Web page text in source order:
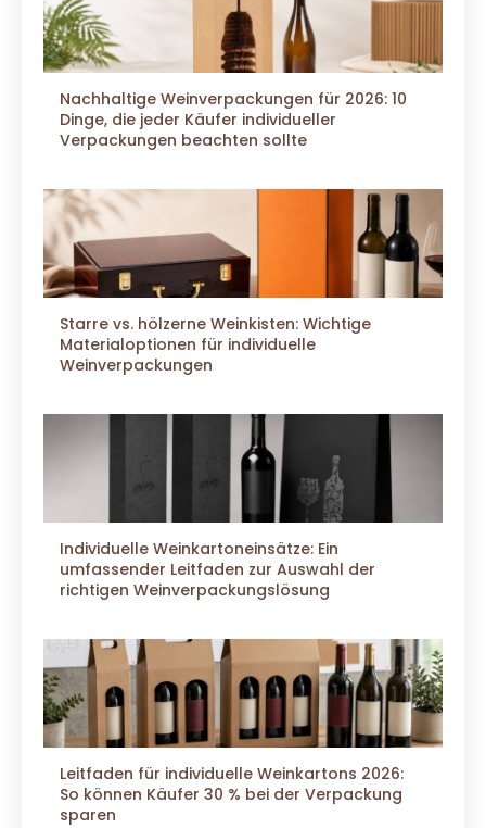
Nachhaltige Weinverpackungen für 2026: 10
Dinge, die jeder Käufer individueller
Verpackungen beachten sollte
Starre vs. hölzerne Weinkisten: Wichtige
Materialoptionen für individuelle
Weinverpackungen
Individuelle Weinkartoneinsätze: Ein
umfassender Leitfaden zur Auswahl der
richtigen Weinverpackungslösung
Leitfaden für individuelle Weinkartons 2026:
So können Käufer 30 % bei der Verpackung
sparen